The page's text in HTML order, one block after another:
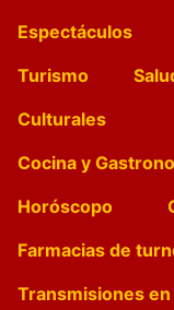
Espectáculos
Turismo
Culturales
Cocina y
Horóscopo
Farmacias de
Transmisiones